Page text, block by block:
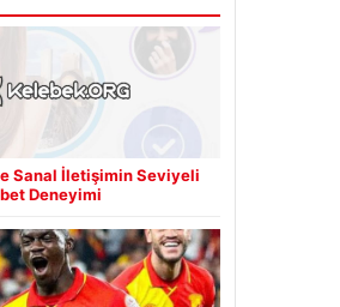
Sanal İletişimin Seviyeli
Deneyimi